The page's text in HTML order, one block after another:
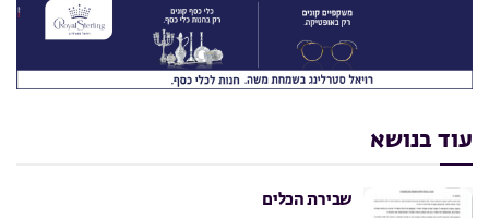
עוד בנושא
שבירת הכלים